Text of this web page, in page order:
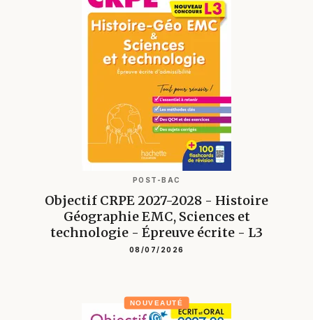
POST-BAC
Objectif CRPE 2027-2028 - Histoire
Géographie EMC, Sciences et
technologie - Épreuve écrite - L3
08/07/2026
NOUVEAUTÉ